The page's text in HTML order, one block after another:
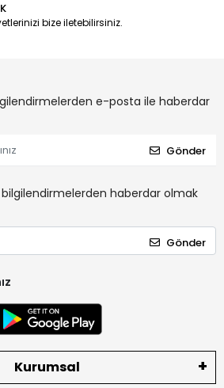
bize iletebilirsiniz.
e-posta ile haberdar
Gönder
haberdar olmak
Gönder
Kurumsal